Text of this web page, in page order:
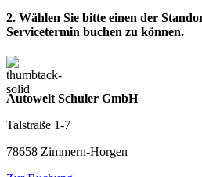
2. Wählen Sie bitte einen der
Servicetermin buchen zu können.
Autowelt Schuler GmbH
Talstraße 1-7
78658 Zimmern-Horgen